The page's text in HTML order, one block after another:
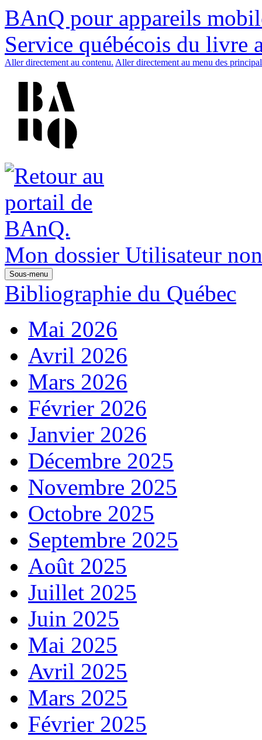
BAnQ pour appareils
Service québécois du livre
Aller directement au contenu. Aller directement au menu des
Mon dossier Utilisateur
Sous-menu
Bibliographie du Québec
Mai 2026
Avril 2026
Mars 2026
Février 2026
Janvier 2026
Décembre 2025
Novembre 2025
Octobre 2025
Septembre 2025
Août 2025
Juillet 2025
Juin 2025
Mai 2025
Avril 2025
Mars 2025
Février 2025